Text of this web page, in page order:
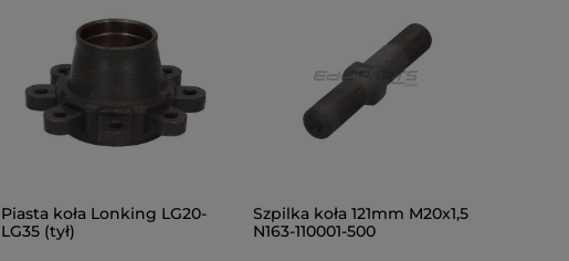
Piasta koła Lonking LG20-
LG35 (tył)
Szpilka koła 121mm M20x1,5
N163-110001-500